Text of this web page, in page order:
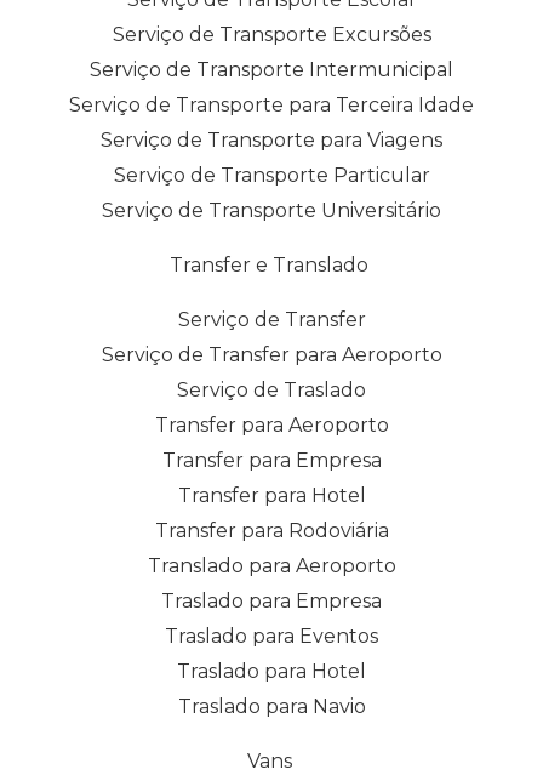
Serviço de Transporte Excursões
Serviço de Transporte Intermunicipal
Serviço de Transporte para Terceira Idade
Serviço de Transporte para Viagens
Serviço de Transporte Particular
Serviço de Transporte Universitário
Transfer e Translado
Serviço de Transfer
Serviço de Transfer para Aeroporto
Serviço de Traslado
Transfer para Aeroporto
Transfer para Empresa
Transfer para Hotel
Transfer para Rodoviária
Translado para Aeroporto
Traslado para Empresa
Traslado para Eventos
Traslado para Hotel
Traslado para Navio
Vans